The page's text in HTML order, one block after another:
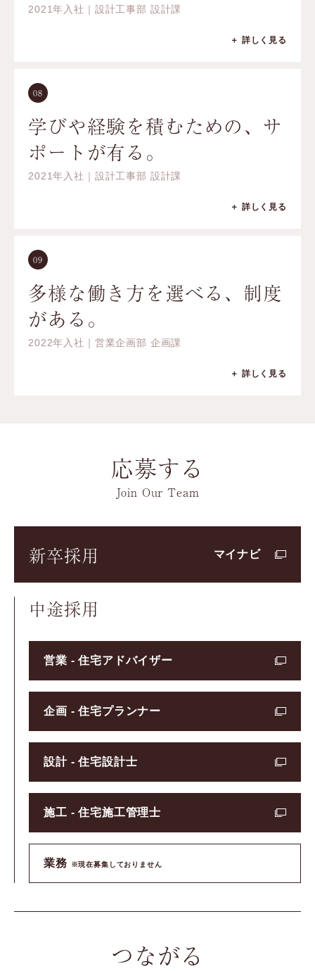
2021年入社｜設計工事部 設計課
＋ 詳しく見る
08
学びや経験を積むための、サ
ポートが有る。
2021年入社｜設計工事部 設計課
＋ 詳しく見る
09
多様な働き方を選べる、制度
がある。
2022年入社｜営業企画部 企画課
＋ 詳しく見る
応募する
Join Our Team
新卒採用 マイナビ
中途採用
営業 - 住宅アドバイザー
企画 - 住宅プランナー
設計 - 住宅設計士
施工 - 住宅施工管理士
業務 ※現在募集しておりません
つながる